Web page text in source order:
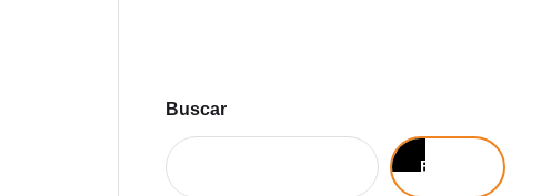
Buscar
Buscar